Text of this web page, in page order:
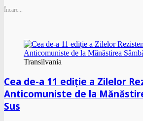
Încarc...
Transilvania
Cea de-a 11 ediție a Zilelor
Anticomuniste de la
Sus